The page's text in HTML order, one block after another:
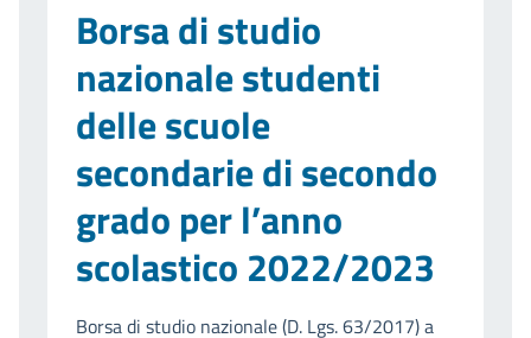
Borsa di studio
nazionale studenti
delle scuole
secondarie di secondo
grado per l’anno
scolastico 2022/2023
Borsa di studio nazionale (D. Lgs. 63/2017) a